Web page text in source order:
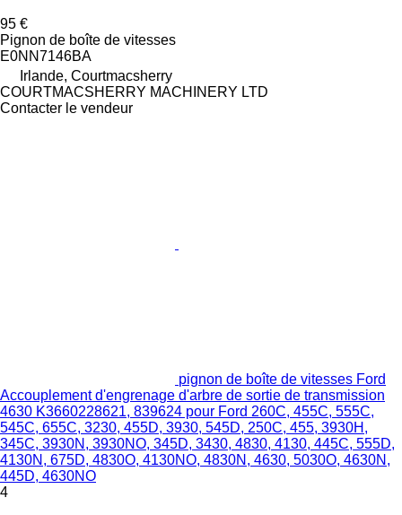
95 €
Pignon de boîte de vitesses
E0NN7146BA
Irlande, Courtmacsherry
COURTMACSHERRY MACHINERY LTD
Contacter le vendeur
pignon de boîte de vitesses Ford
Accouplement d'engrenage d'arbre de sortie de transmission
4630 K3660228621, 839624 pour Ford 260C, 455C, 555C,
545C, 655C, 3230, 455D, 3930, 545D, 250C, 455, 3930H,
345C, 3930N, 3930NO, 345D, 3430, 4830, 4130, 445C, 555D,
4130N, 675D, 4830O, 4130NO, 4830N, 4630, 5030O, 4630N,
445D, 4630NO
4